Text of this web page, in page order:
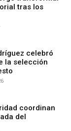
tras los
celebró
la selección
coordinan
del